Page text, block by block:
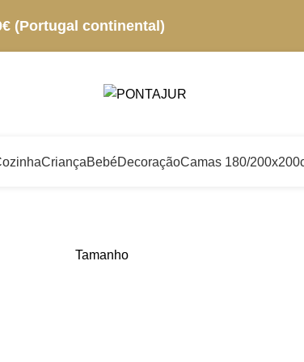
(Portugal continental)
CriançaBebéDecoraçãoCamas 180/
Tamanho